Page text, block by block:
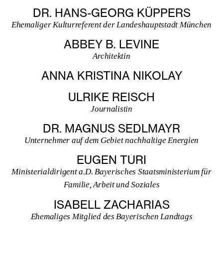
DR. HANS-GEORG KÜPPERS
Ehemaliger Kulturreferent der Landeshauptstadt München
ABBEY B. LEVINE
Architektin
ANNA KRISTINA NIKOLAY
ULRIKE REISCH
Journalistin
DR. MAGNUS SEDLMAYR
Unternehmer auf dem Gebiet nachhaltige Energien
EUGEN TURI
Ministerialdirigent a.D. Bayerisches Staatsministerium für
Familie, Arbeit und Soziales
ISABELL ZACHARIAS
Ehemaliges Mitglied des Bayerischen Landtags